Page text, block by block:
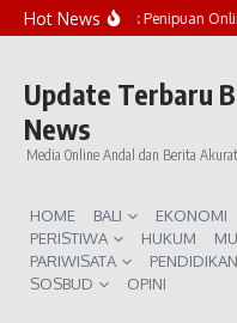
Lewati ke konten
Hot NewsMarak Penipuan
Update Terbaru
News
Media Online Andal dan Berita Akurat
HOME BALI EKONOMI
PERISTIWA
HUKUM
PARIWISATA
PENDIDIKAN
SOSBUD
OPINI